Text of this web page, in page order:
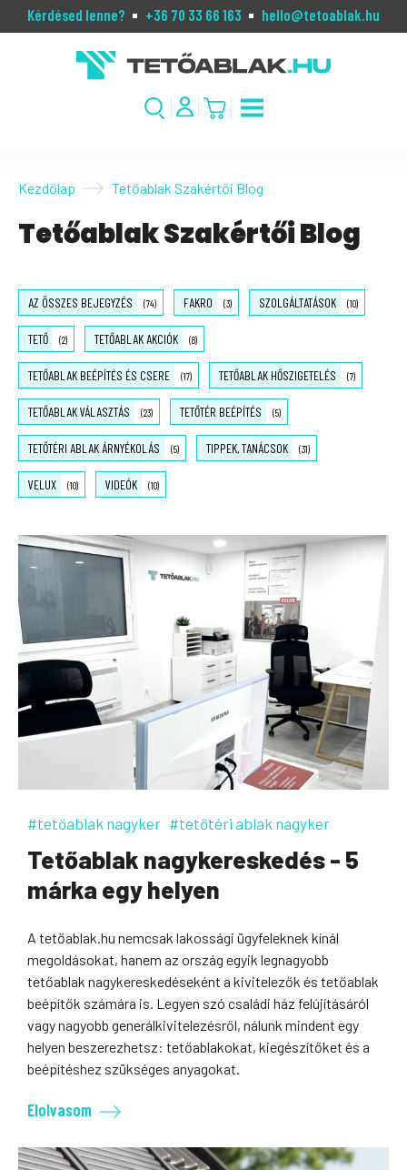
Kérdésed lenne? +36 70 33 66 163 hello@tetoablak.hu
Kezdőlap Tetőablak Szakértői Blog
Tetőablak Szakértői Blog
AZ ÖSSZES BEJEGYZÉS (74) FAKRO (3) SZOLGÁLTATÁSOK (10)
TETŐ (2) TETŐABLAK AKCIÓK (8)
TETŐABLAK BEÉPÍTÉS ÉS CSERE (17) TETŐABLAK HŐSZIGETELÉS (7)
TETŐABLAK VÁLASZTÁS (23) TETŐTÉR BEÉPÍTÉS (5)
TETŐTÉRI ABLAK ÁRNYÉKOLÁS (5) TIPPEK, TANÁCSOK (31)
VELUX (10) VIDEÓK (10)
#tetőablak nagyker #tetőtéri ablak nagyker
Tetőablak nagykereskedés - 5
márka egy helyen
A tetőablak.hu nemcsak lakossági ügyfeleknek kínál
megoldásokat, hanem az ország egyik legnagyobb
tetőablak nagykereskedéseként a kivitelezők és tetőablak
beépítők számára is. Legyen szó családi ház felújításáról
vagy nagyobb generálkivitelezésről, nálunk mindent egy
helyen beszerezhetsz: tetőablakokat, kiegészítőket és a
beépítéshez szükséges anyagokat.
Elolvasom